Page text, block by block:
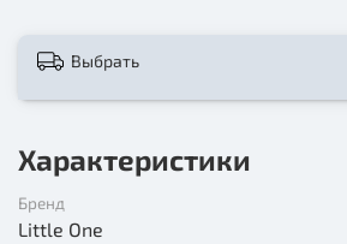
Выбрать
Характеристики
Бренд
Little One